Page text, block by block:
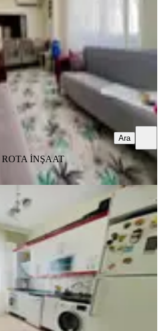
Taner B
İNŞAAT
Ara
Derdiment Mevki
Uygun Fiyata 3+1 Daire
Bayazıtlı Mahallesi
·6. Kat ·03.08.2026